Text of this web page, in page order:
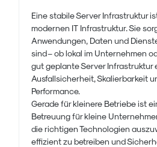
Eine stabile Server Infrastruktur
modernen IT Infrastruktur. Sie
Anwendungen, Daten und
sind – ob lokal im Unternehmen
gut geplante Server Infrastruktur
Ausfallsicherheit, Skalierbarkeit
Performance.
Gerade für kleinere Betriebe ist
Betreuung für kleine
die richtigen Technologien
effizient zu betreiben und